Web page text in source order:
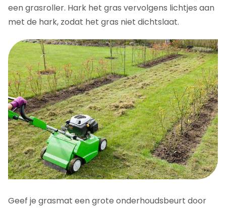
een grasroller. Hark het gras vervolgens lichtjes aan
met de hark, zodat het gras niet dichtslaat.
Geef je grasmat een grote onderhoudsbeurt door